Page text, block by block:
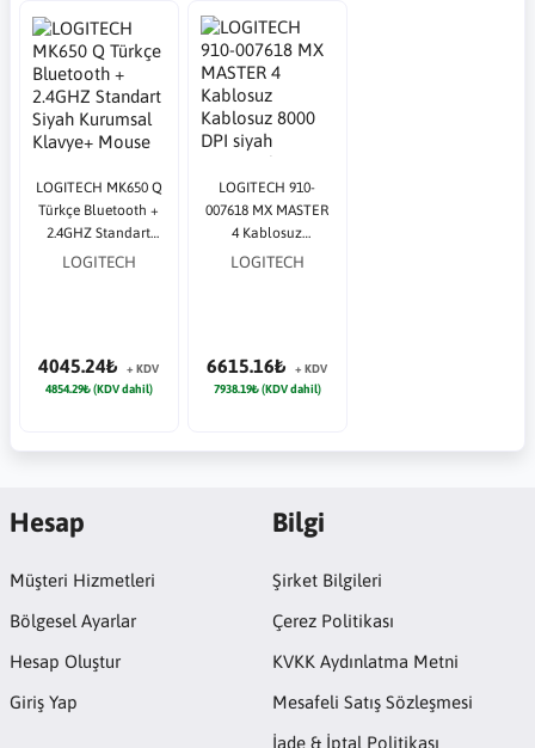
LOGITECH MK650 Q
Türkçe Bluetooth +
2.4GHZ Standart
Siyah Kurumsal
LOGITECH
4045.24₺
+ KDV
4854.29₺ (KDV dahil)
LOGITECH 910-
007618 MX MASTER
4 Kablosuz
Kablosuz 8000 DPI
LOGITECH
6615.16₺
+ KDV
7938.19₺ (KDV dahil)
Hesap
Müşteri Hizmetleri
Bölgesel Ayarlar
Hesap Oluştur
Giriş Yap
Bilgi
Şirket Bilgileri
Çerez Politikası
KVKK Aydınlatma Metni
Mesafeli Satış Sözleşmesi
İade & İptal Politikası